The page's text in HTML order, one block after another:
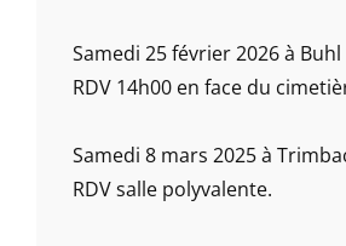
Samedi 25 février 2026 à Buhl
RDV 14h00 en face du
Samedi 8 mars 2025 à
RDV salle polyvalente.